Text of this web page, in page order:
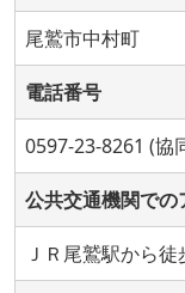
尾鷲市中村町
電話番号
0597-23-8261 (協
公共交通機関での
ＪＲ尾鷲駅から徒